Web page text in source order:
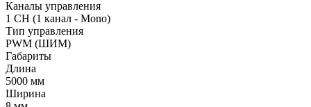
Каналы управления
1 CH (1 канал - Mono)
Тип управления
PWM (ШИМ)
Габариты
Длина
5000 мм
Ширина